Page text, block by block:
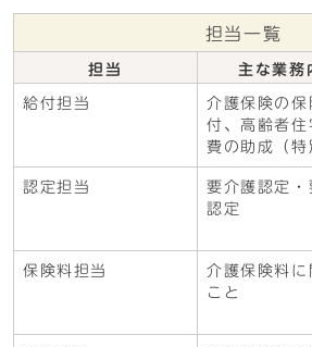
担当一覧
担当 主な業務
給付担当
介護保険の保
付、高齢者住
費の助成（特
認定担当
要介護認定・
認定
保険料担当
介護保険料に
こと